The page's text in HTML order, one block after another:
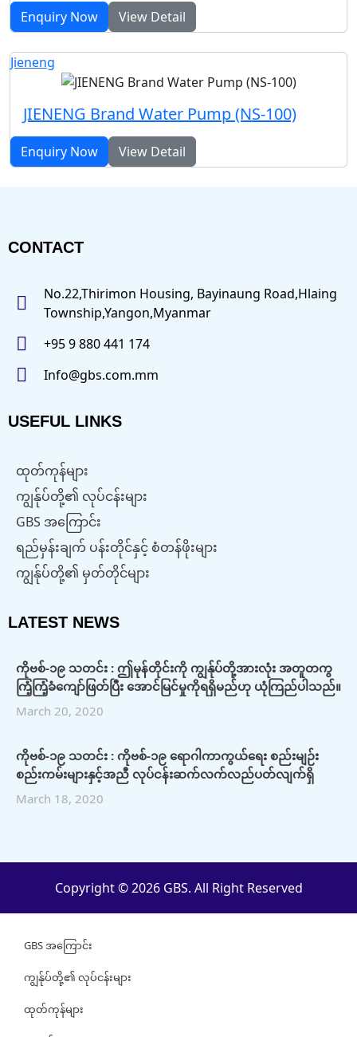
Enquiry Now View Detail
Jieneng
JIENENG Brand Water Pump (NS-100)
Enquiry Now View Detail
CONTACT
No.22,Thirimon Housing, Bayinaung Road,Hlaing
Township,Yangon,Myanmar
+95 9 880 441 174
Info@gbs.com.mm
USEFUL LINKS
ထုတ်ကုန်များ
ကျွန်ုပ်တို့၏ လုပ်ငန်းများ
GBS အကြောင်း
ရည်မှန်းချက် ပန်းတိုင်နှင့် စံတန်ဖိုးများ
ကျွန်ုပ်တို့၏ မှတ်တိုင်များ
LATEST NEWS
ကိုဗစ်-၁၉ သတင်း : ဤမုန်တိုင်းကို ကျွန်ုပ်တို့အားလုံး အတူတကွ
ကြံ့ကြံ့ခံကျော်ဖြတ်ပြီး အောင်မြင်မှုကိုရရှိမည်ဟု ယုံကြည်ပါသည်။
March 20, 2020
ကိုဗစ်-၁၉ သတင်း : ကိုဗစ်-၁၉ ရောဂါကာကွယ်ရေး စည်းမျဉ်း
စည်းကမ်းများနှင့်အညီ လုပ်ငန်းဆက်လက်လည်ပတ်လျက်ရှိ
March 18, 2020
Copyright © 2026 GBS. All Right Reserved
GBS အကြောင်း
ကျွန်ုပ်တို့၏ လုပ်ငန်းများ
ထုတ်ကုန်များ